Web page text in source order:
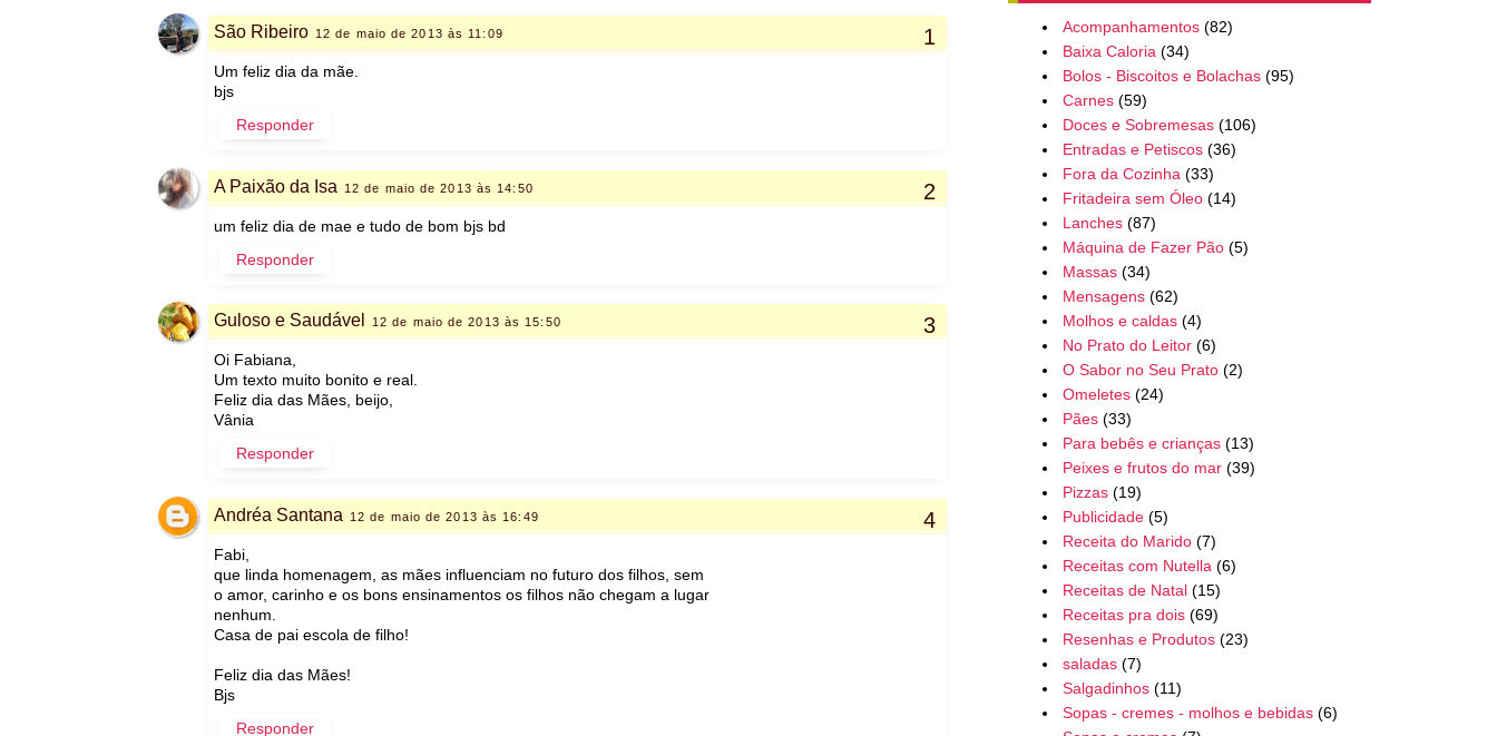
São Ribeiro 12 de maio de 2013 às 11:09
Um feliz dia da mãe.
bjs
Responder
A Paixão da Isa 12 de maio de 2013 às 14:50
um feliz dia de mae e tudo de bom bjs bd
Responder
Guloso e Saudável 12 de maio de 2013 às 15:50
Oi Fabiana,
Um texto muito bonito e real.
Feliz dia das Mães, beijo,
Vânia
Responder
Andréa Santana 12 de maio de 2013 às 16:49
Fabi,
que linda homenagem, as mães influenciam no futuro dos filhos, sem
o amor, carinho e os bons ensinamentos os filhos não chegam a lugar
nenhum.
Casa de pai escola de filho!
Feliz dia das Mães!
Bjs
Responder
Acompanhamentos (82)
Baixa Caloria (34)
Bolos - Biscoitos e Bolachas (95)
Carnes (59)
Doces e Sobremesas (106)
Entradas e Petiscos (36)
Fora da Cozinha (33)
Fritadeira sem Óleo (14)
Lanches (87)
Máquina de Fazer Pão (5)
Massas (34)
Mensagens (62)
Molhos e caldas (4)
No Prato do Leitor (6)
O Sabor no Seu Prato (2)
Omeletes (24)
Pães (33)
Para bebês e crianças (13)
Peixes e frutos do mar (39)
Pizzas (19)
Publicidade (5)
Receita do Marido (7)
Receitas com Nutella (6)
Receitas de Natal (15)
Receitas pra dois (69)
Resenhas e Produtos (23)
saladas (7)
Salgadinhos (11)
Sopas - cremes - molhos e bebidas (6)